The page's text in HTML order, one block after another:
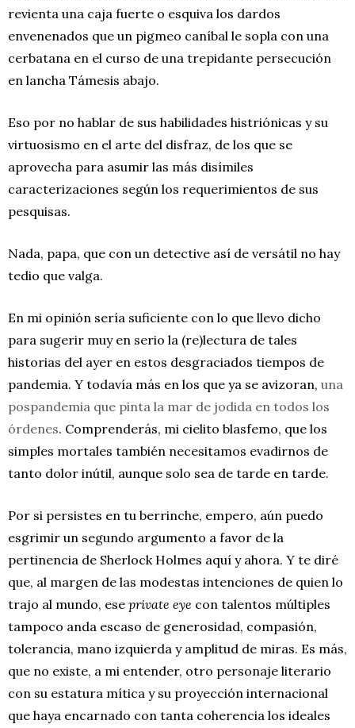
revienta una caja fuerte o esquiva los dardos
envenenados que un pigmeo caníbal le sopla con una
cerbatana en el curso de una trepidante persecución
en lancha Támesis abajo.
Eso por no hablar de sus habilidades histriónicas y su
virtuosismo en el arte del disfraz, de los que se
aprovecha para asumir las más disímiles
caracterizaciones según los requerimientos de sus
pesquisas.
Nada, papa, que con un detective así de versátil no hay
tedio que valga.
En mi opinión sería suficiente con lo que llevo dicho
para sugerir muy en serio la (re)lectura de tales
historias del ayer en estos desgraciados tiempos de
pandemia. Y todavía más en los que ya se avizoran, una
pospandemia que pinta la mar de jodida en todos los
órdenes. Comprenderás, mi cielito blasfemo, que los
simples mortales también necesitamos evadirnos de
tanto dolor inútil, aunque solo sea de tarde en tarde.
Por si persistes en tu berrinche, empero, aún puedo
esgrimir un segundo argumento a favor de la
pertinencia de Sherlock Holmes aquí y ahora. Y te diré
que, al margen de las modestas intenciones de quien lo
trajo al mundo, ese private eye con talentos múltiples
tampoco anda escaso de generosidad, compasión,
tolerancia, mano izquierda y amplitud de miras. Es más,
que no existe, a mi entender, otro personaje literario
con su estatura mítica y su proyección internacional
que haya encarnado con tanta coherencia los ideales